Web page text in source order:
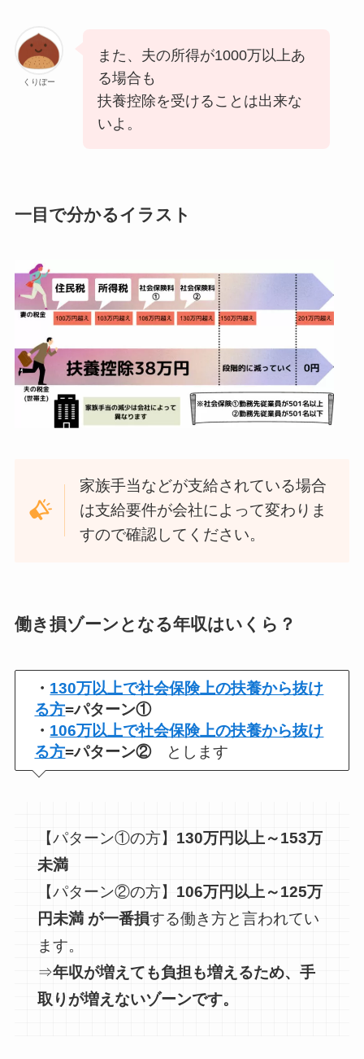
くりぼー
また、夫の所得が1000万以上あ
る場合も
扶養控除を受けることは出来な
いよ。
一目で分かるイラスト
家族手当などが支給されている場合
は支給要件が会社によって変わりま
すので確認してください。
働き損ゾーンとなる年収はいくら？
・ 130万以上で社会保険上の扶養から抜け
る方=パターン①
・ 106万以上で社会保険上の扶養から抜け
る方=パターン②とします
【パターン①の方】 130万円以上～153万
未満
【パターン②の方】 106万円以上～125万
円未満 が一番損する働き方と言われてい
ます。
⇒年収が増えても負担も増えるため、手
取りが増えないゾーンです。